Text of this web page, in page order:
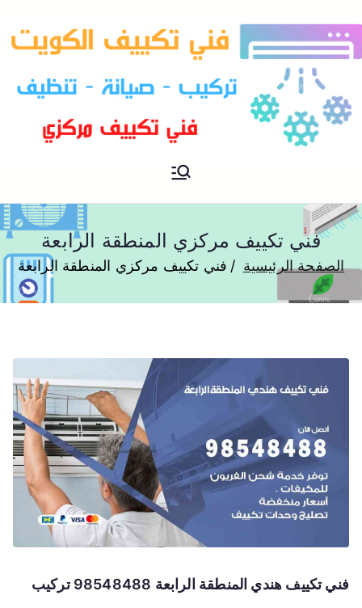
فني تكييف مركزي الكويت
فني تكييف مركزي المنطقة الرابعة
الصفحة الرئيسية فني تكييف مركزي المنطقة الرابعة
فني تكييف هندي المنطقة الرابعة 98548488 تركيب